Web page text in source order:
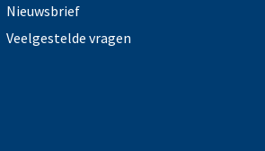
Nieuwsbrief
Veelgestelde vragen